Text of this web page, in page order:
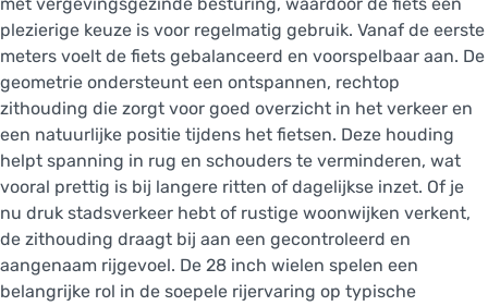
plezierige keuze is voor regelmatig gebruik. Vanaf de eerste
meters voelt de fiets gebalanceerd en voorspelbaar aan. De
geometrie ondersteunt een ontspannen, rechtop
zithouding die zorgt voor goed overzicht in het verkeer en
een natuurlijke positie tijdens het fietsen. Deze houding
helpt spanning in rug en schouders te verminderen, wat
vooral prettig is bij langere ritten of dagelijkse inzet. Of je
nu druk stadsverkeer hebt of rustige woonwijken verkent,
de zithouding draagt bij aan een gecontroleerd en
aangenaam rijgevoel. De 28 inch wielen spelen een
belangrijke rol in de soepele rijervaring op typische